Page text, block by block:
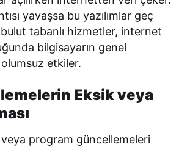
yavaşsa bu yazılımlar geç
bulut tabanlı hizmetler, internet
bilgisayarın genel
etkiler.
Eksik veya
program güncellemeleri